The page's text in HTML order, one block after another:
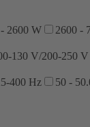
2600 W 2600 -
130 V/200-250 V
400 Hz 50 -